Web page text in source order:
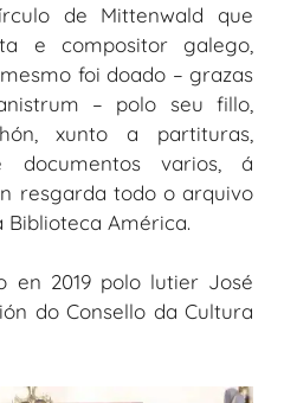
de Mittenwald que
e compositor galego,
foi doado – grazas
– polo seu fillo,
xunto a partituras,
documentos varios, á
resgarda todo o arquivo
Biblioteca América.
en 2019 polo lutier José
do Consello da Cultura